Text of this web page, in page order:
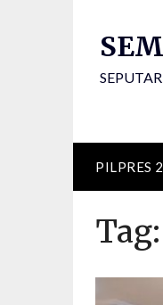
PILPRES
Tag: